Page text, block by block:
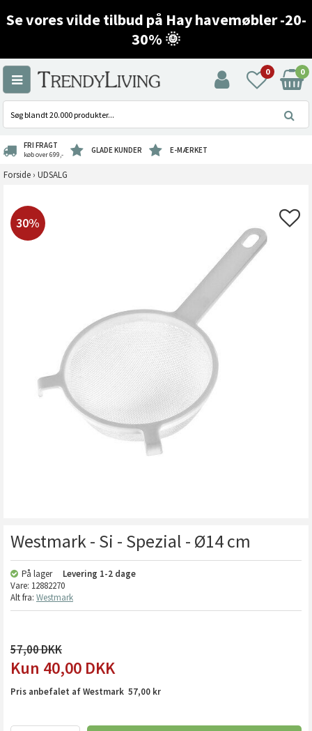
Se vores vilde tilbud på Hay havemøbler -20-
30% 🌞
0 0
FRI FRAGT
køb over 699,- GLADE KUNDER E-MÆRKET
Forside › UDSALG
30%
Westmark - Si - Spezial - Ø14 cm
På lager Levering 1-2 dage
Vare: 12882270
Alt fra: Westmark
57,00
40,00 DKK
Pris anbefalet af Westmark 57,00 kr